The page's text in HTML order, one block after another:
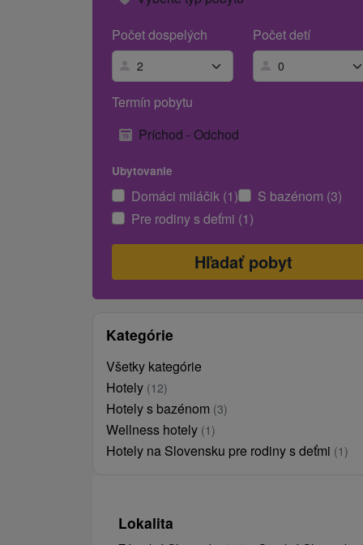
Počet dospelých
Počet detí
Termín pobytu
Príchod - Odchod
Ubytovanie
Domáci miláčik (1)
S bazénom (3)
Pre rodiny s deťmi (1)
Kategórie
Všetky kategórie
Hotely (12)
Hotely s bazénom (3)
Wellness hotely (1)
Hotely na Slovensku pre rodiny s deťmi (1)
Lokalita